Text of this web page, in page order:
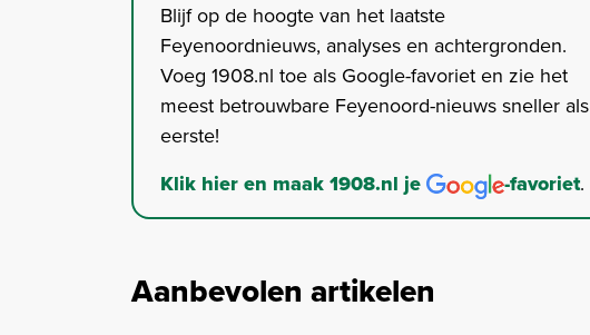
Blijf op de hoogte van het laatste
Feyenoordnieuws, analyses en achtergronden.
Voeg 1908.nl toe als Google-favoriet en zie het
meest betrouwbare Feyenoord-nieuws sneller als
eerste!
Klik hier en maak 1908.nl je -favoriet.
Aanbevolen artikelen